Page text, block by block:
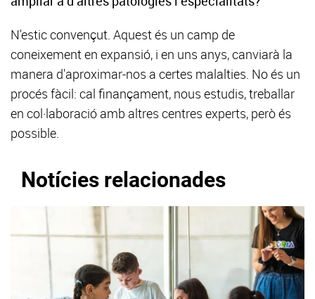
N'estic convençut. Aquest és un camp de
coneixement en expansió, i en uns anys, canviarà la
manera d'aproximar-nos a certes malalties. No és un
procés fàcil: cal finançament, nous estudis, treballar
en col·laboració amb altres centres experts, però és
possible.
Notícies relacionades